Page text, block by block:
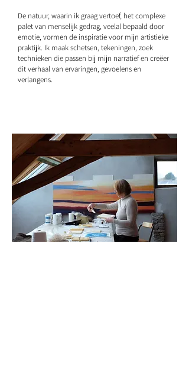
De natuur, waarin ik graag vertoef, het complexe
palet van menselijk gedrag, veelal bepaald door
emotie, vormen de inspiratie voor mijn artistieke
praktijk. Ik maak schetsen, tekeningen, zoek
technieken die passen bij mijn narratief en creëer
dit verhaal van ervaringen, gevoelens en
verlangens.